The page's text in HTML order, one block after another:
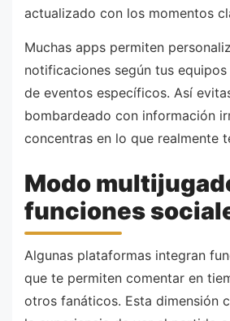
actualizado con los momentos
Muchas apps permiten
notificaciones según tus
de eventos específicos. Así
bombardeado con información
concentras en lo que realmente
Modo
funciones
Algunas plataformas integran
que te permiten comentar en
otros fanáticos. Esta dimensión